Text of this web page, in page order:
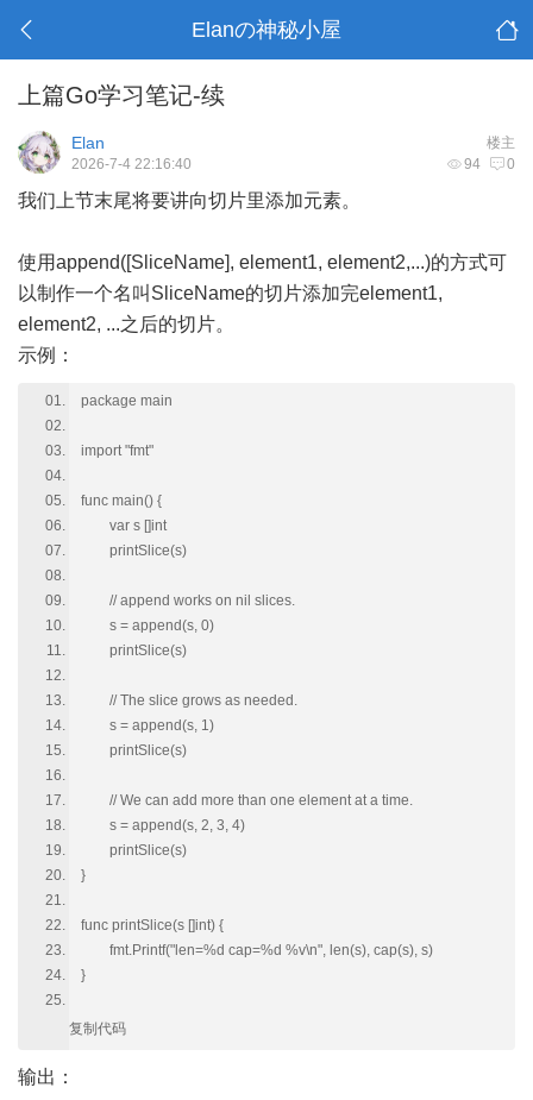
Elanの神秘小屋
上篇Go学习笔记-续
楼主
Elan
94 0
2026-7-4 22:16:40
我们上节末尾将要讲向切片里添加元素。
使用append([SliceName], element1, element2,...)的方式可
以制作一个名叫SliceName的切片添加完element1,
element2, ...之后的切片。
示例：
package main
import "fmt"
func main() {
var s []int
printSlice(s)
// append works on nil slices.
s = append(s, 0)
printSlice(s)
// The slice grows as needed.
s = append(s, 1)
printSlice(s)
// We can add more than one element at a time.
s = append(s, 2, 3, 4)
printSlice(s)
}
func printSlice(s []int) {
fmt.Printf("len=%d cap=%d %v\n", len(s), cap(s), s)
}
复制代码
输出：